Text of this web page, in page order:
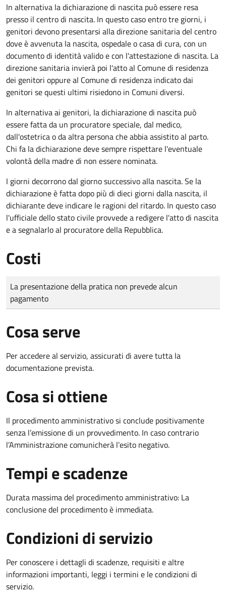
In alternativa la dichiarazione di nascita può essere resa
presso il centro di nascita. In questo caso entro tre giorni, i
genitori devono presentarsi alla direzione sanitaria del centro
dove è avvenuta la nascita, ospedale o casa di cura, con un
documento di identità valido e con l'attestazione di nascita. La
direzione sanitaria invierà poi l'atto al Comune di residenza
dei genitori oppure al Comune di residenza indicato dai
genitori se questi ultimi risiedono in Comuni diversi.
In alternativa ai genitori, la dichiarazione di nascita può
essere fatta da un procuratore speciale, dal medico,
dall'ostetrica o da altra persona che abbia assistito al parto.
Chi fa la dichiarazione deve sempre rispettare l'eventuale
volontà della madre di non essere nominata.
I giorni decorrono dal giorno successivo alla nascita. Se la
dichiarazione è fatta dopo più di dieci giorni dalla nascita, il
dichiarante deve indicare le ragioni del ritardo. In questo caso
l'ufficiale dello stato civile provvede a redigere l'atto di nascita
e a segnalarlo al procuratore della Repubblica.
Costi
Tipo di pagamento
Importo
La presentazione della pratica non prevede alcun
pagamento
Cosa serve
Per accedere al servizio, assicurati di avere tutta la
documentazione prevista.
Cosa si ottiene
Il procedimento amministrativo si conclude positivamente
senza l’emissione di un provvedimento. In caso contrario
l’Amministrazione comunicherà l’esito negativo.
Tempi e scadenze
Durata massima del procedimento amministrativo: La
conclusione del procedimento è immediata.
Condizioni di servizio
Per conoscere i dettagli di scadenze, requisiti e altre
informazioni importanti, leggi i termini e le condizioni di
servizio.